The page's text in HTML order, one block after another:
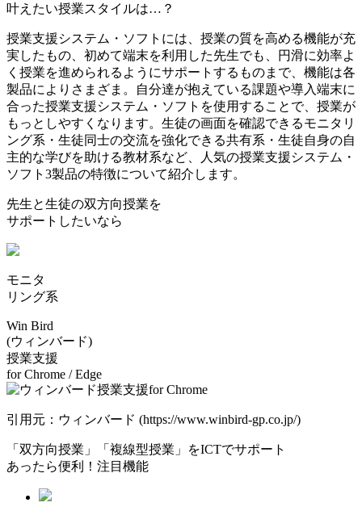
叶えたい授業スタイルは…？
授業支援システム・ソフトには、授業の質を高める機能が充
実したもの、初めて端末を利用した先生でも、円滑に効率よ
く授業を進められるようにサポートするものまで、機能は各
製品によりさまざま。自分達が抱えている課題や導入端末に
合った授業支援システム・ソフトを使用することで、授業が
もっとしやすくなります。生徒の画面を確認できるモニタリ
ング系・生徒同士の交流を強化できる共有系・生徒自身の自
主的な学びを助ける教材系など、人気の授業支援システム・
ソフト3製品の特徴について紹介します。
先生と生徒の双方向授業を
サポートしたいなら
モニタ
リング系
Win Bird
(ウィンバード)
授業⽀援
for Chrome / Edge
引用元：ウィンバード (https://www.winbird-gp.co.jp/)
「双方向授業」「複線型授業」をICTでサポート
あったら便利！注目機能